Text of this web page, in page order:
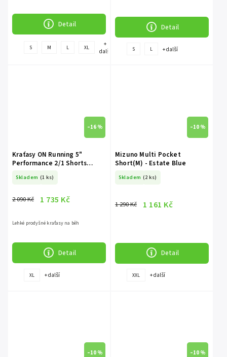
Detail
S M L XL
+
další
Detail
S L + další
–16 %
Kraťasy ON Running 5"
Performance 2/1 Shorts
Skladem (1 ks)
2 090 Kč 1 735 Kč
Detail
Lehké prodyšné kraťasy na běh
XL + další
–10 %
Mizuno Multi Pocket
Short(M) - Estate Blue
Skladem (2 ks)
1 290 Kč 1 161 Kč
Detail
XXL + další
–10 % –10 %